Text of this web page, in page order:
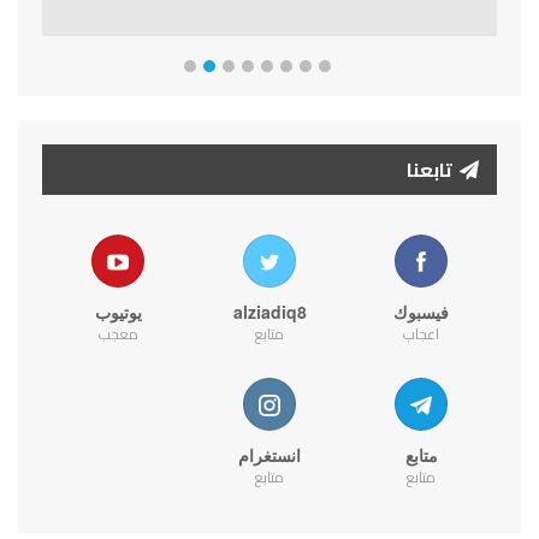
تابعنا
فيسبوك
اعجاب
alziadiq8
متابع
يوتيوب
معجب
متابع
متابع
انستغرام
متابع